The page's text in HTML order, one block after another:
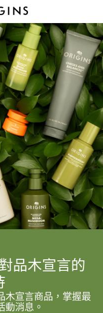
品木宣言的
木宣言商品，掌握最
動消息。